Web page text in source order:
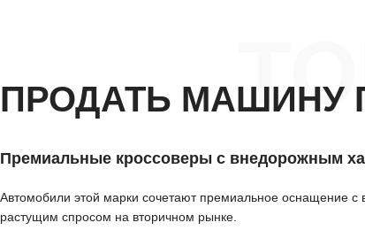
ПРОДАТЬ МАШИНУ
Премиальные кроссоверы с внедорожным
Автомобили этой марки сочетают премиальное оснащение
растущим спросом на вторичном рынке.